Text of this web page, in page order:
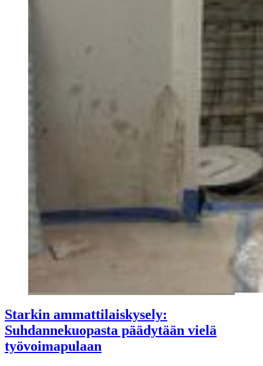
Starkin ammattilaiskysely:
Suhdannekuopasta päädytään vielä
työvoimapulaan